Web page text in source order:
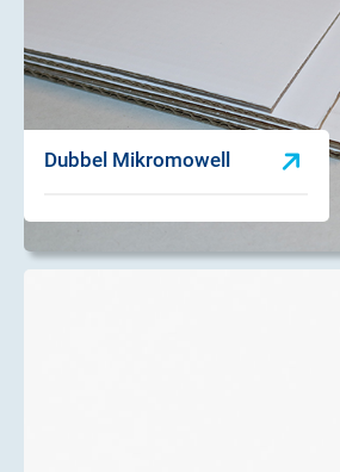
Dubbel Mikromowell